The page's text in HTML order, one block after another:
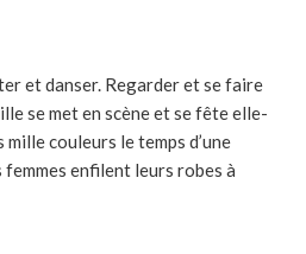
et danser. Regarder et se faire
se met en scène et se fête elle-
mille couleurs le temps d’une
femmes enfilent leurs robes à